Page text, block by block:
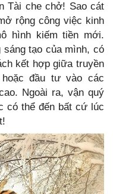
Tài che chở! Sao cát
rộng công việc kinh
hình kiếm tiền mới.
sáng tạo của mình, có
kết hợp giữa truyền
đầu tư vào các
Ngoài ra, vận quý
có thể đến bất cứ lúc